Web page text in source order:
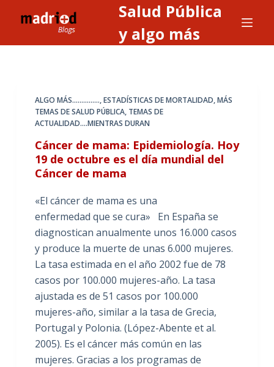
l
Salud Pública
y algo más
ALGO MÁS...............,ESTADÍSTICAS DE MORTALIDAD,MÁS
TEMAS DE SALUD PÚBLICA, TEMAS DE
ACTUALIDAD....MIENTRAS DURAN
Cáncer de mama: Epidemiología. Hoy
19 de octubre es el día mundial del
Cáncer de mama
«El cáncer de mama es una
enfermedad que se cura» En España se
diagnostican anualmente unos 16.000 casos
y produce la muerte de unas 6.000 mujeres.
La tasa estimada en el año 2002 fue de 78
casos por 100.000 mujeres-año. La tasa
ajustada es de 51 casos por 100.000
mujeres-año, similar a la tasa de Grecia,
Portugal y Polonia. (López-Abente et al.
2005). Es el cáncer más común en las
mujeres. Gracias a los programas de